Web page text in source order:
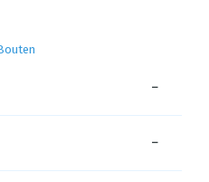
−
−